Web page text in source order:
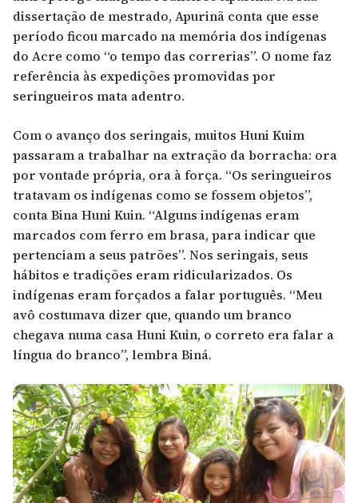
dissertação de mestrado, Apurinã conta que esse
período ficou marcado na memória dos indígenas
do Acre como “o tempo das correrias”. O nome faz
referência às expedições promovidas por
seringueiros mata adentro.
Com o avanço dos seringais, muitos Huni Kuim
passaram a trabalhar na extração da borracha: ora
por vontade própria, ora à força. “Os seringueiros
tratavam os indígenas como se fossem objetos”,
conta Bina Huni Kuin. “Alguns indígenas eram
marcados com ferro em brasa, para indicar que
pertenciam a seus patrões”. Nos seringais, seus
hábitos e tradições eram ridicularizados. Os
indígenas eram forçados a falar português. “Meu
avô costumava dizer que, quando um branco
chegava numa casa Huni Kuin, o correto era falar a
língua do branco”, lembra Biná.